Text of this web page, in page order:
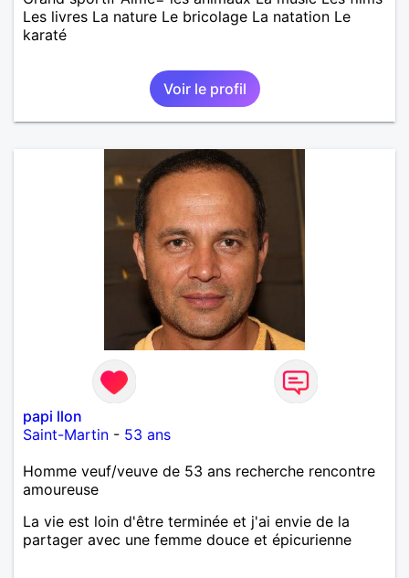
Les livres La nature Le bricolage La natation Le
karaté
Voir le profil
papi llon
Saint-Martin - 53 ans
Homme veuf/veuve de 53 ans recherche rencontre
amoureuse
La vie est loin d'être terminée et j'ai envie de la
partager avec une femme douce et épicurienne